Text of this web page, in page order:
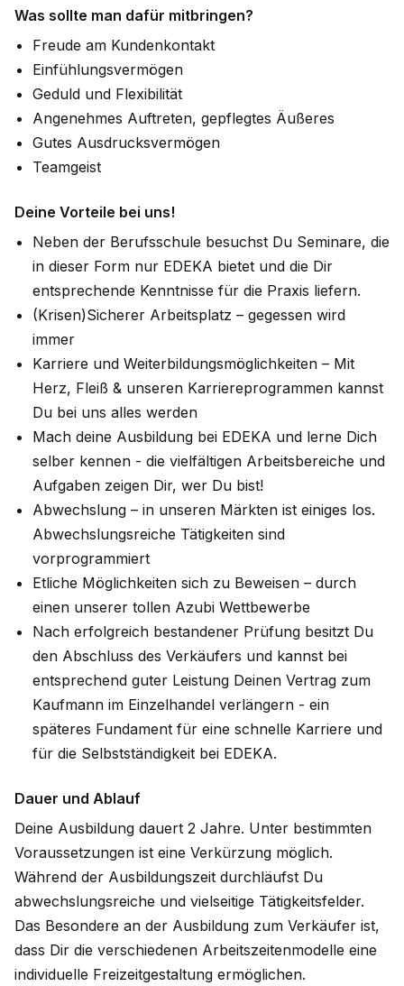
Was sollte man dafür mitbringen?
Freude am Kundenkontakt
Einfühlungsvermögen
Geduld und Flexibilität
Angenehmes Auftreten, gepflegtes Äußeres
Gutes Ausdrucksvermögen
Teamgeist
Deine Vorteile bei uns!
Neben der Berufsschule besuchst Du Seminare, die
in dieser Form nur EDEKA bietet und die Dir
entsprechende Kenntnisse für die Praxis liefern.
(Krisen)Sicherer Arbeitsplatz – gegessen wird
immer
Karriere und Weiterbildungsmöglichkeiten – Mit
Herz, Fleiß & unseren Karriereprogrammen kannst
Du bei uns alles werden
Mach deine Ausbildung bei EDEKA und lerne Dich
selber kennen - die vielfältigen Arbeitsbereiche und
Aufgaben zeigen Dir, wer Du bist!
Abwechslung – in unseren Märkten ist einiges los.
Abwechslungsreiche Tätigkeiten sind
vorprogrammiert
Etliche Möglichkeiten sich zu Beweisen – durch
einen unserer tollen Azubi Wettbewerbe
Nach erfolgreich bestandener Prüfung besitzt Du
den Abschluss des Verkäufers und kannst bei
entsprechend guter Leistung Deinen Vertrag zum
Kaufmann im Einzelhandel verlängern - ein
späteres Fundament für eine schnelle Karriere und
für die Selbstständigkeit bei EDEKA.
Dauer und Ablauf
Deine Ausbildung dauert 2 Jahre. Unter bestimmten
Voraussetzungen ist eine Verkürzung möglich.
Während der Ausbildungszeit durchläufst Du
abwechslungsreiche und vielseitige Tätigkeitsfelder.
Das Besondere an der Ausbildung zum Verkäufer ist,
dass Dir die verschiedenen Arbeitszeitenmodelle eine
individuelle Freizeitgestaltung ermöglichen.